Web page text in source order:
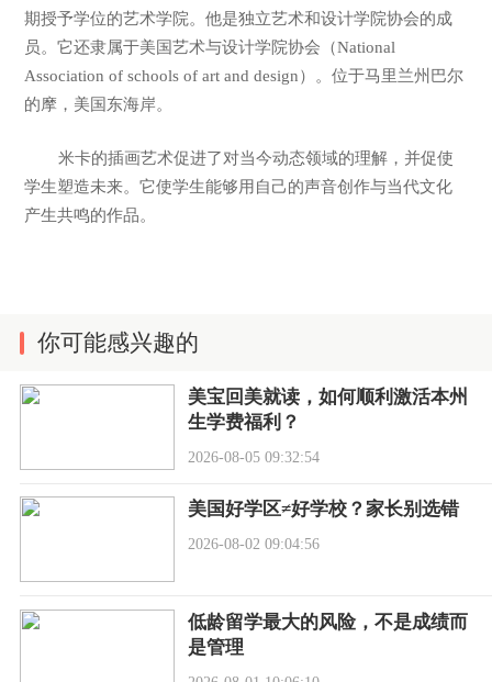
期授予学位的艺术学院。他是独立艺术和设计学院协会的成
员。它还隶属于美国艺术与设计学院协会（National
Association of schools of art and design）。位于马里兰州巴尔
的摩，美国东海岸。
米卡的插画艺术促进了对当今动态领域的理解，并促使
学生塑造未来。它使学生能够用自己的声音创作与当代文化
产生共鸣的作品。
你可能感兴趣的
美宝回美就读，如何顺利激活本州
生学费福利？
2026-08-05 09:32:54
美国好学区≠好学校？家长别选错
2026-08-02 09:04:56
低龄留学最大的风险，不是成绩而
是管理